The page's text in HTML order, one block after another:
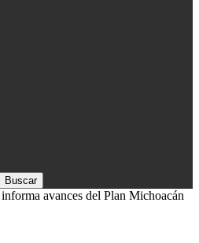
avances del Plan Michoacán